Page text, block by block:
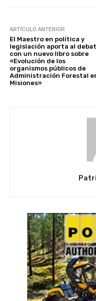
ARTÍCULO ANTERIOR
El Maestro en política y
legislación aporta al
con un nuevo libro sobre
«Evolución de los
organismos públicos de
Administración Forestal
Misiones»